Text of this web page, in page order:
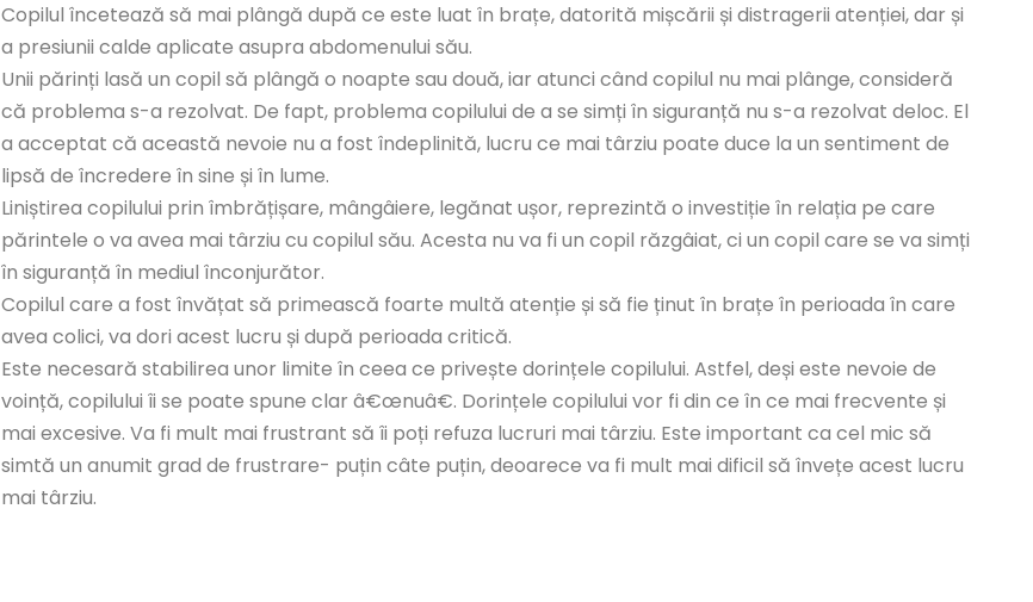
Copilul încetează să mai plângă după ce este luat în brațe, datorită mișcării și distragerii atenției, dar și
a presiunii calde aplicate asupra abdomenului său.
Unii părinți lasă un copil să plângă o noapte sau două, iar atunci când copilul nu mai plânge, consideră
că problema s-a rezolvat. De fapt, problema copilului de a se simți în siguranță nu s-a rezolvat deloc. El
a acceptat că această nevoie nu a fost îndeplinită, lucru ce mai târziu poate duce la un sentiment de
lipsă de încredere în sine și în lume.
Liniștirea copilului prin îmbrățișare, mângâiere, legănat ușor, reprezintă o investiție în relația pe care
părintele o va avea mai târziu cu copilul său. Acesta nu va fi un copil răzgâiat, ci un copil care se va simți
în siguranță în mediul înconjurător.
Copilul care a fost învățat să primească foarte multă atenție și să fie ținut în brațe în perioada în care
avea colici, va dori acest lucru și după perioada critică.
Este necesară stabilirea unor limite în ceea ce privește dorințele copilului. Astfel, deși este nevoie de
voință, copilului îi se poate spune clar â€œnuâ€. Dorințele copilului vor fi din ce în ce mai frecvente și
mai excesive. Va fi mult mai frustrant să îi poți refuza lucruri mai târziu. Este important ca cel mic să
simtă un anumit grad de frustrare- puțin câte puțin, deoarece va fi mult mai dificil să învețe acest lucru
mai târziu.